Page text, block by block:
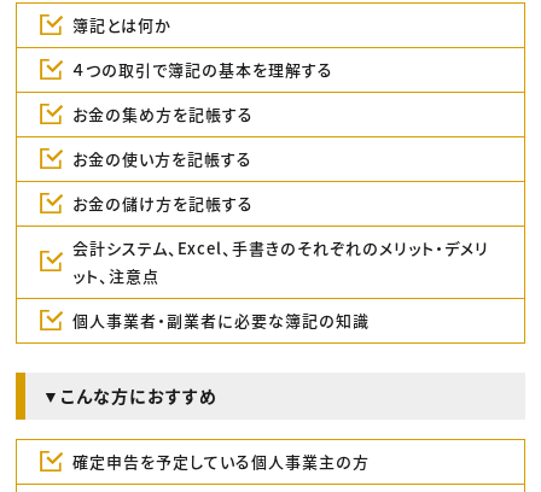
簿記とは何か
４つの取引で簿記の基本を理解する
お金の集め方を記帳する
お金の使い方を記帳する
お金の儲け方を記帳する
会計システム、Excel、手書きのそれぞれのメリット・デメリ
ット、注意点
個人事業者・副業者に必要な簿記の知識
▼こんな方におすすめ
確定申告を予定している個人事業主の方